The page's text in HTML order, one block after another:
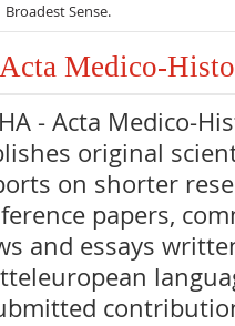
Broadest Sense.
Medico-
- Acta Medico-
original
on shorter
papers,
and essays